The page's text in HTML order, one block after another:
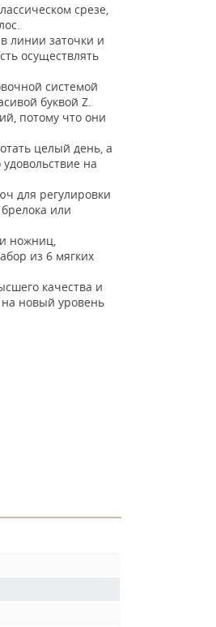
срезе,
линии заточки и
осуществлять
системой
буквой Z.
потому что они
целый день, а
на
для регулировки
или
ножниц,
из 6 мягких
качества и
новый уровень